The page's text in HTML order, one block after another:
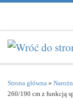
Strona główna »
260/190 cm z funkcją